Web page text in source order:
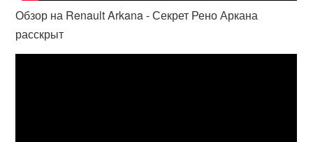
Обзор на Renault Arkana - Секрет Рено Аркана
расскрыт